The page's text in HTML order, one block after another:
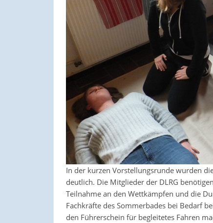
In der kurzen Vorstellungsrunde wurden
deutlich. Die Mitglieder der DLRG
Teilnahme an den Wettkämpfen und die
Fachkräfte des Sommerbades bei Bedarf
den Führerschein für begleitetes Fahren